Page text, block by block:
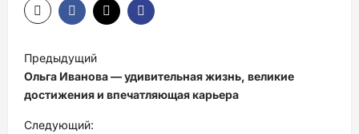
Н
а
в
и
Предыдущий
Ольга Иванова — удивительная жизнь, великие
достижения и впечатляющая карьера
Следующий: